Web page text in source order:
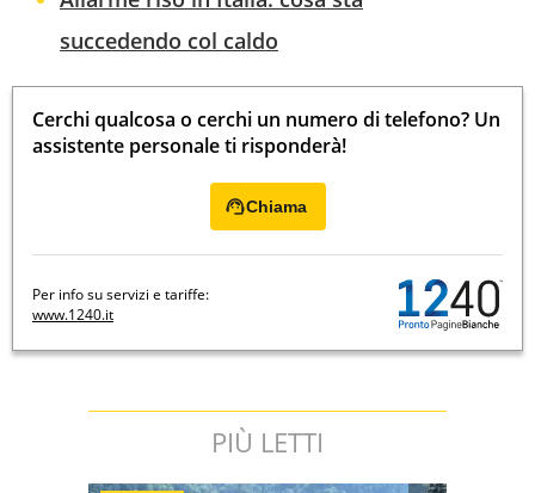
succedendo col caldo
Cerchi qualcosa o cerchi un numero di telefono? Un
assistente personale ti risponderà!
Chiama
Per info su servizi e tariffe:
www.1240.it
PIÙ LETTI